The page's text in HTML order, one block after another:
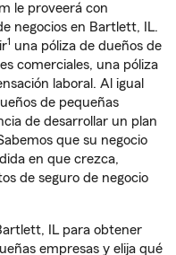
le proveerá con
negocios en Bartlett, IL.
1 una póliza de dueños de
comerciales, una póliza
laboral. Al igual
de pequeñas
de desarrollar un plan
que su negocio
en que crezca,
de seguro de negocio
IL para obtener
empresas y elija qué